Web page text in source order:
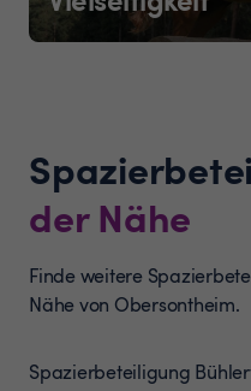
der Nähe
Finde weitere
Nähe von Obersontheim.
Spazierbeteiligung